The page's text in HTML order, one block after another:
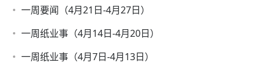
一周要闻（4月21日-4月27日）
一周纸业事（4月14日-4月20日）
一周纸业事（4月7日-4月13日）